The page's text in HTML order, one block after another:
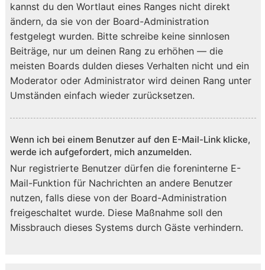
kannst du den Wortlaut eines Ranges nicht direkt
ändern, da sie von der Board-Administration
festgelegt wurden. Bitte schreibe keine sinnlosen
Beiträge, nur um deinen Rang zu erhöhen — die
meisten Boards dulden dieses Verhalten nicht und ein
Moderator oder Administrator wird deinen Rang unter
Umständen einfach wieder zurücksetzen.
Wenn ich bei einem Benutzer auf den E-Mail-Link klicke,
werde ich aufgefordert, mich anzumelden.
Nur registrierte Benutzer dürfen die foreninterne E-
Mail-Funktion für Nachrichten an andere Benutzer
nutzen, falls diese von der Board-Administration
freigeschaltet wurde. Diese Maßnahme soll den
Missbrauch dieses Systems durch Gäste verhindern.